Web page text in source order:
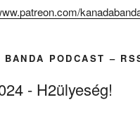
BANDA PODCAST –
- H2ülyeség!